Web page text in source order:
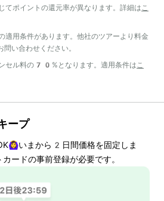
ポイントの還元率が異なります。詳細はこ
用条件があります。他社のツアーより料金
問い合わせください。
ル料の70%となります。適用条件はこ
ープ
いまから 2 日間価格を固定しま
ードの事前登録が必要です。